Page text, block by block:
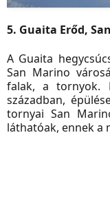
5. Guaita Erőd,
A Guaita
San Marino
falak, a tornyok.
században,
tornyai San
láthatóak, ennek a